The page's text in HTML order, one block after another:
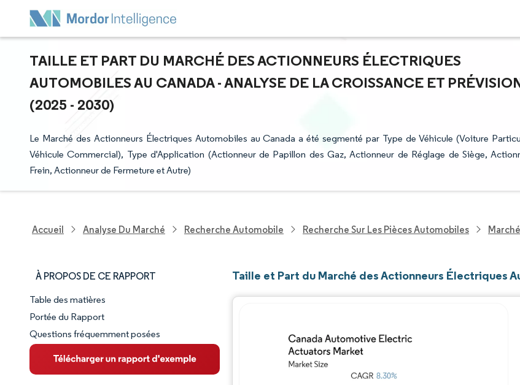
TAILLE ET PART DU MARCHÉ DES ACTIONNEURS ÉLECTRIQUES
AUTOMOBILES AU CANADA - ANALYSE DE LA CROISSANCE ET
(2025 - 2030)
Le Marché des Actionneurs Électriques Automobiles au Canada a été segmenté par Type de Véhicule (Voiture
Véhicule Commercial), Type d'Application (Actionneur de Papillon des Gaz, Actionneur de Réglage de Siège,
Frein, Actionneur de Fermeture et Autre)
Accueil Analyse Du Marché Recherche Automobile Recherche Sur Les Pièces Automobiles
À PROPOS DE CE RAPPORT
Aperçu du marché
VUE D’ENSEMBLE DU MARCHÉ
Principales tendances du marché
Table des matières
Portée du Rapport
Questions fréquemment posées
Taille et Part du Marché des Actionneurs Électriques